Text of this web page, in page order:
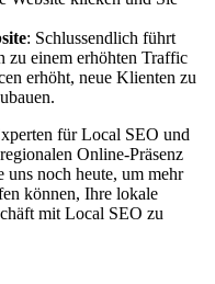
: Schlussendlich führt
einem erhöhten Traffic
erhöht, neue Klienten zu
für Local SEO und
Online-Präsenz
noch heute, um mehr
können, Ihre lokale
mit Local SEO zu